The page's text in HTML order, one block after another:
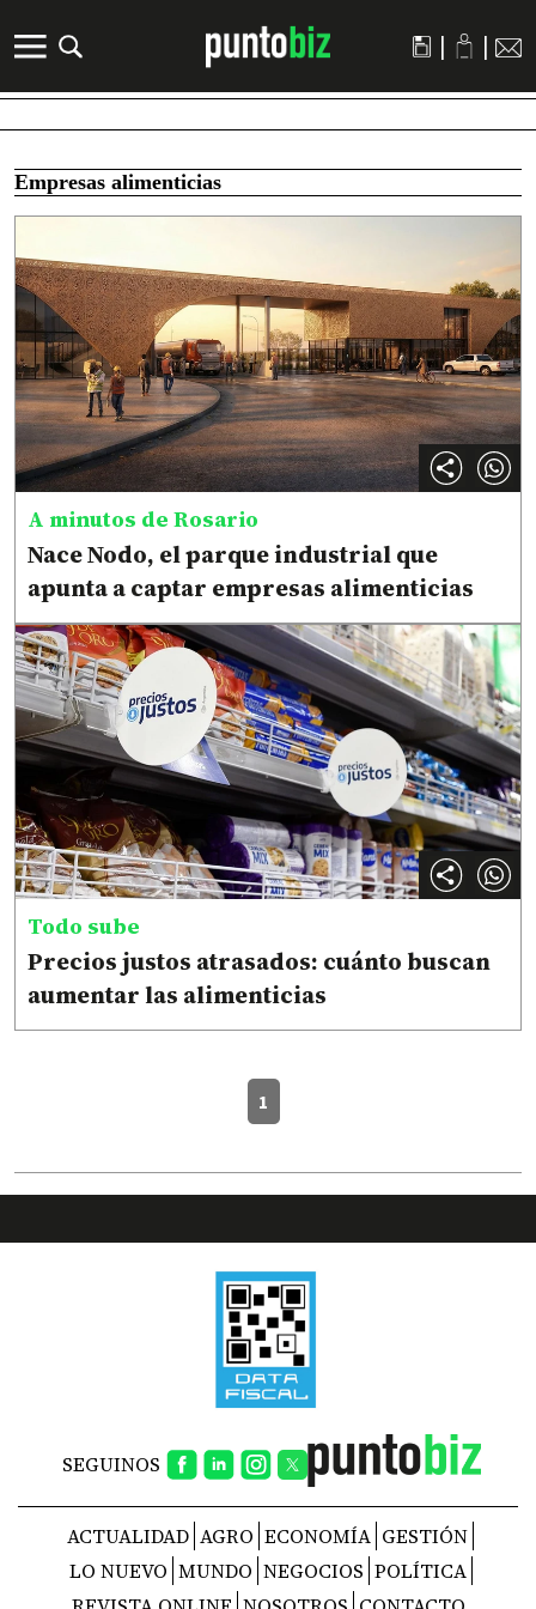
| |
Empresas alimenticias
A minutos de Rosario
Nace Nodo, el parque industrial que
apunta a captar empresas alimenticias
Todo sube
Precios justos atrasados: cuánto buscan
aumentar las alimenticias
1
SEGUINOS
ACTUALIDAD AGRO ECONOMÍA GESTIÓN
LO NUEVO MUNDO NEGOCIOS POLÍTICA